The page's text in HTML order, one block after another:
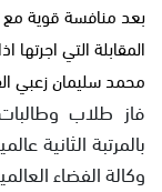
بعد منافسة قوية مع
المقابلة التي
محمد سليمان زعبي
فاز طلاب
وكالة الفضاء